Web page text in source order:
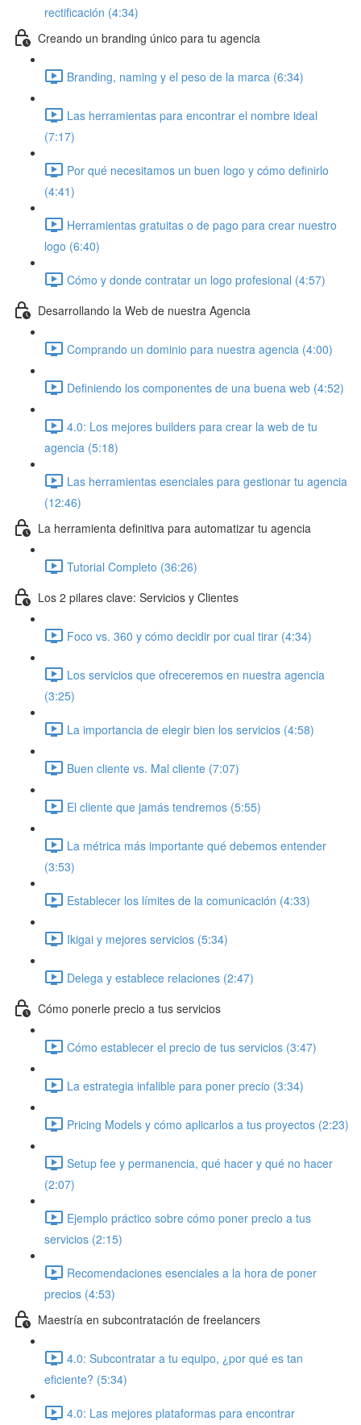
rectificación (4:34)
Creando un branding único para tu agencia
Branding, naming y el peso de la marca (6:34)
Las herramientas para encontrar el nombre ideal
(7:17)
Por qué necesitamos un buen logo y cómo definirlo
(4:41)
Herramientas gratuitas o de pago para crear nuestro
logo (6:40)
Cómo y donde contratar un logo profesional (4:57)
Desarrollando la Web de nuestra Agencia
Comprando un dominio para nuestra agencia (4:00)
Definiendo los componentes de una buena web (4:52)
4.0: Los mejores builders para crear la web de tu
agencia (5:18)
Las herramientas esenciales para gestionar tu agencia
(12:46)
La herramienta definitiva para automatizar tu agencia
Tutorial Completo (36:26)
Los 2 pilares clave: Servicios y Clientes
Foco vs. 360 y cómo decidir por cual tirar (4:34)
Los servicios que ofreceremos en nuestra agencia
(3:25)
La importancia de elegir bien los servicios (4:58)
Buen cliente vs. Mal cliente (7:07)
El cliente que jamás tendremos (5:55)
La métrica más importante qué debemos entender
(3:53)
Establecer los límites de la comunicación (4:33)
Ikigai y mejores servicios (5:34)
Delega y establece relaciones (2:47)
Cómo ponerle precio a tus servicios
Cómo establecer el precio de tus servicios (3:47)
La estrategia infalible para poner precio (3:34)
Pricing Models y cómo aplicarlos a tus proyectos (2:23)
Setup fee y permanencia, qué hacer y qué no hacer
(2:07)
Ejemplo práctico sobre cómo poner precio a tus
servicios (2:15)
Recomendaciones esenciales a la hora de poner
precios (4:53)
Maestría en subcontratación de freelancers
4.0: Subcontratar a tu equipo, ¿por qué es tan
eficiente? (5:34)
4.0: Las mejores plataformas para encontrar